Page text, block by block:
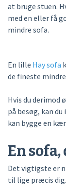
at bruge stuen.
med en eller få
mindre sofa.
En lille Hay sofa
de fineste
Hvis du derimod
på besøg, kan
kan bygge en
En
Det vigtigste er
til lige præcis dig.